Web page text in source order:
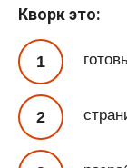
Кворк это: